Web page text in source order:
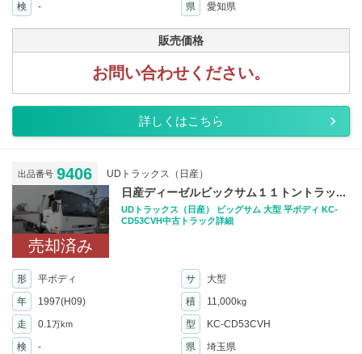
検
- 県 愛知県
販売価格
お問い合わせください。
詳しくはこちら
出品番号 9406 UDトラックス（日産）
売却済み
日産ディーゼルビックサム１１トントラッ...
UDトラックス（日産） ビッグサム 大型 平ボディ KC-
CD53CVH中古トラック詳細
形 平ボディ サ
大型
年
1997(H09) 積 11,000kg
走 0.1万km 型
KC-CD53CVH
検
- 県 埼玉県